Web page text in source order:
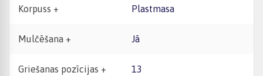
Korpuss + Plastmasa
Mulčēšana + Jā
Griešanas pozīcijas + 13